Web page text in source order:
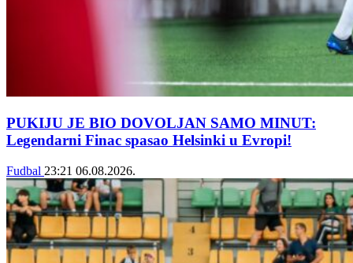
PUKIJU JE BIO DOVOLJAN SAMO MINUT:
Legendarni Finac spasao Helsinki u Evropi!
Fudbal 23:21 06.08.2026.